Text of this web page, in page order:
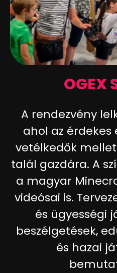
OGEX
A rendezvény
ahol az érdekes
vetélkedők
talál gazdára. A
a magyar
videósai is.
és ügyességi
beszélgetések,
és hazai